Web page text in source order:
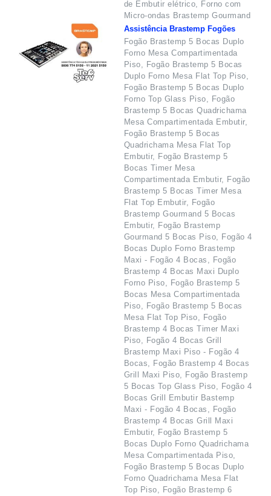
de Embutir elétrico, Forno com
Micro-ondas Brastemp Gourmand
Assistência Brastemp Fogões
Fogão Brastemp 5 Bocas Duplo
Forno Mesa Compartimentada
Piso, Fogão Brastemp 5 Bocas
Duplo Forno Mesa Flat Top Piso,
Fogão Brastemp 5 Bocas Duplo
Forno Top Glass Piso, Fogão
Brastemp 5 Bocas Quadrichama
Mesa Compartimentada Embutir,
Fogão Brastemp 5 Bocas
Quadrichama Mesa Flat Top
Embutir, Fogão Brastemp 5
Bocas Timer Mesa
Compartimentada Embutir, Fogão
Brastemp 5 Bocas Timer Mesa
Flat Top Embutir, Fogão
Brastemp Gourmand 5 Bocas
Embutir, Fogão Brastemp
Gourmand 5 Bocas Piso, Fogão 4
Bocas Duplo Forno Brastemp
Maxi - Fogão 4 Bocas, Fogão
Brastemp 4 Bocas Maxi Duplo
Forno Piso, Fogão Brastemp 5
Bocas Mesa Compartimentada
Piso, Fogão Brastemp 5 Bocas
Mesa Flat Top Piso, Fogão
Brastemp 4 Bocas Timer Maxi
Piso, Fogão 4 Bocas Grill
Brastemp Maxi Piso - Fogão 4
Bocas, Fogão Brastemp 4 Bocas
Grill Maxi Piso, Fogão Brastemp
5 Bocas Top Glass Piso, Fogão 4
Bocas Grill Embutir Bastemp
Maxi - Fogão 4 Bocas, Fogão
Brastemp 4 Bocas Grill Maxi
Embutir, Fogão Brastemp 5
Bocas Duplo Forno Quadrichama
Mesa Compartimentada Piso,
Fogão Brastemp 5 Bocas Duplo
Forno Quadrichama Mesa Flat
Top Piso, Fogão Brastemp 6